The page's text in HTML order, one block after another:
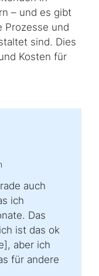
– und es gibt
Prozesse und
sind. Dies
Kosten für
auch
ich
Das
ist das ok
aber ich
für andere